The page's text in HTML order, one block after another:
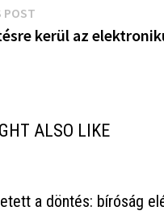
POST
post:
kerül az
ALSO LIKE
a döntés: bíróság